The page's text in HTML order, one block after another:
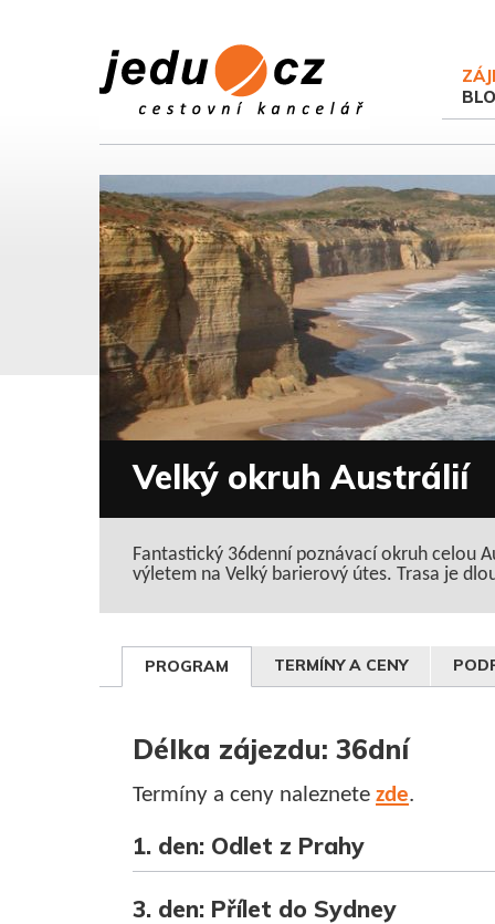
Velký okruh Austrálií
Fantastický 36denní poznávací okruh celou
výletem na Velký barierový útes. Trasa je
PROGRAM TERMÍNY A CENY
Délka zájezdu: 36dní
Termíny a ceny naleznete zde.
1. den: Odlet z Prahy
3. den: Přílet do Sydney